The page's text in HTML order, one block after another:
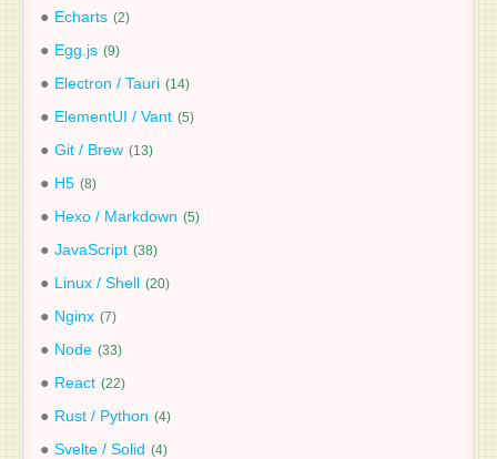
Echarts 2
Egg.js 9
Electron / Tauri 14
ElementUI / Vant 5
Git / Brew 13
H5 8
Hexo / Markdown 5
JavaScript 38
Linux / Shell 20
Nginx 7
Node 33
React 22
Rust / Python 4
Svelte / Solid 4